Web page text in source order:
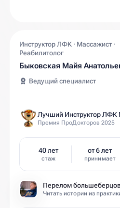
Инструктор ЛФК · Массажист ·
Реабилитолог
Быковская Майя
Ведущий специалист
Лучший Инструктор ЛФК
Премия ПроДокторов 2025
40 лет
стаж
от 6 лет
принимает
Читать истории из